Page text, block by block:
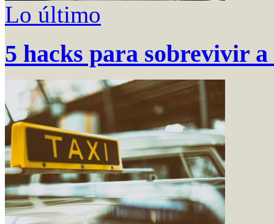
Lo último
5 hacks para sobrevivir